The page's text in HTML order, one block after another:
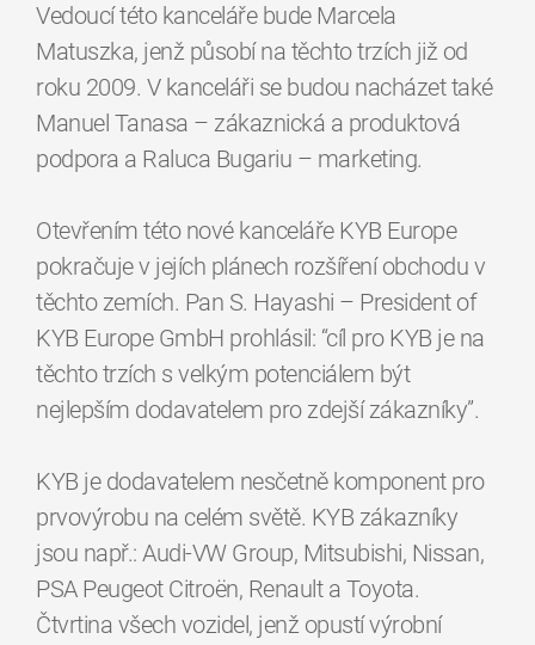
Vedoucí této kanceláře bude Marcela
Matuszka, jenž působí na těchto trzích již od
roku 2009. V kanceláři se budou nacházet také
Manuel Tanasa – zákaznická a produktová
podpora a Raluca Bugariu – marketing.
Otevřením této nové kanceláře KYB Europe
pokračuje v jejích plánech rozšíření obchodu v
těchto zemích. Pan S. Hayashi – President of
KYB Europe GmbH prohlásil: “cíl pro KYB je na
těchto trzích s velkým potenciálem být
nejlepším dodavatelem pro zdejší zákazníky”.
KYB je dodavatelem nesčetně komponent pro
prvovýrobu na celém světě. KYB zákazníky
jsou např.: Audi-VW Group, Mitsubishi, Nissan,
PSA Peugeot Citroёn, Renault a Toyota.
Čtvrtina všech vozidel, jenž opustí výrobní